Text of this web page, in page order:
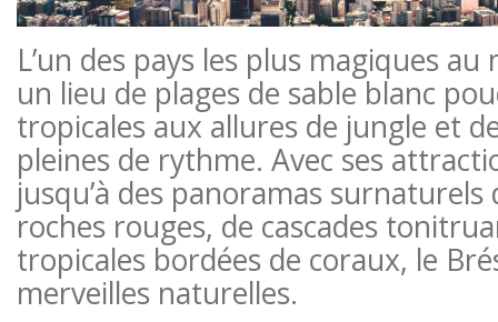
L’un des pays les plus magiques
un lieu de plages de sable blanc
tropicales aux allures de jungle et
pleines de rythme. Avec ses
jusqu’à des panoramas surnaturels
roches rouges, de cascades
tropicales bordées de coraux, le
merveilles naturelles.